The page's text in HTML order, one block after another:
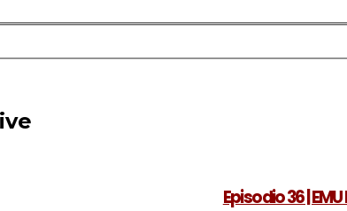
Episodio 36 |